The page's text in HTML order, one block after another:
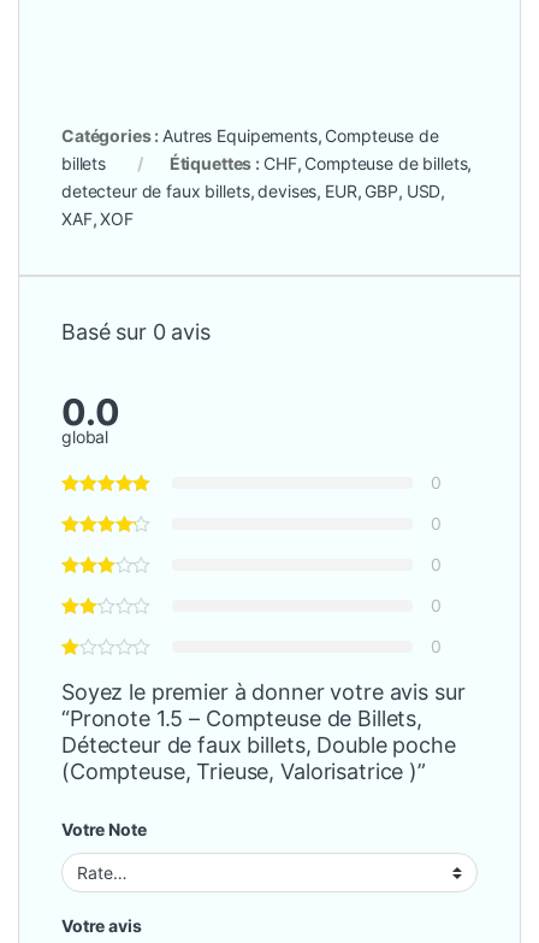
Catégories : Autres Equipements, Compteuse de
billets
Étiquettes : CHF, Compteuse de billets,
detecteur de faux billets,devises, EUR, GBP, USD,
XAF,XOF
Basé sur 0 avis
0.0
global
0
0
0
0
0
Soyez le premier à donner votre avis sur
“Pronote 1.5 – Compteuse de Billets,
Détecteur de faux billets, Double poche
(Compteuse, Trieuse, Valorisatrice )”
Votre Note
Votre avis